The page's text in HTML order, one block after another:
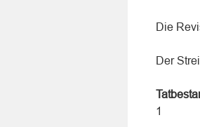
Die
Der
1